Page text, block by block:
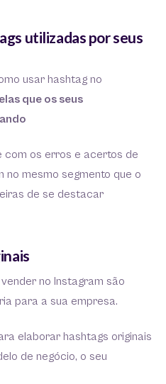
utilizadas por seus
usar hashtag no
que os seus
com os erros e acertos de
mesmo segmento que o
de se destacar
no Instagram são
para a sua empresa.
elaborar hashtags originais
de negócio, o seu